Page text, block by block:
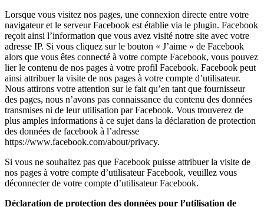
Lorsque vous visitez nos pages, une connexion directe entre votre
navigateur et le serveur Facebook est établie via le plugin. Facebook
reçoit ainsi l’information que vous avez visité notre site avec votre
adresse IP. Si vous cliquez sur le bouton « J’aime » de Facebook
alors que vous êtes connecté à votre compte Facebook, vous pouvez
lier le contenu de nos pages à votre profil Facebook. Facebook peut
ainsi attribuer la visite de nos pages à votre compte d’utilisateur.
Nous attirons votre attention sur le fait qu’en tant que fournisseur
des pages, nous n’avons pas connaissance du contenu des données
transmises ni de leur utilisation par Facebook. Vous trouverez de
plus amples informations à ce sujet dans la déclaration de protection
des données de facebook à l’adresse
https://www.facebook.com/about/privacy.
Si vous ne souhaitez pas que Facebook puisse attribuer la visite de
nos pages à votre compte d’utilisateur Facebook, veuillez vous
déconnecter de votre compte d’utilisateur Facebook.
Déclaration de protection des données pour l’utilisation de